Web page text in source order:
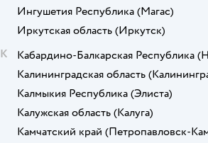
Ингушетия Республика (Магас)
Иркутская область (Иркутск)
К
Кабардино-Балкарская Республика
Калининградская область
Калмыкия Республика (Элиста)
Калужская область (Калуга)
Камчатский край (Петропавловск-